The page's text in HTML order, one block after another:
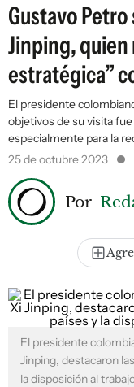
Gustavo
Jinping, quien
estratégica”
El presidente
objetivos de su visita
especialmente para la
25 de octubre 2023
Por
El presidente
Jinping, destacaron
la disposición al